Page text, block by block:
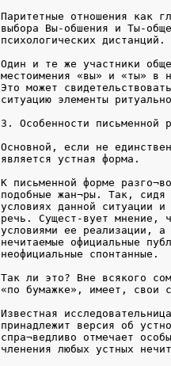
Паритетные отношения как
выбора Вы-обшения и Ты-
психологических дистанций.
Один и те же участники
местоимения «вы» и «ты» в
Это может
ситуацию элементы
Основной, если не
является устная форма.
К письменной форме
подобные жан¬ры. Так,
условиях данной ситуации
речь. Сущест-вует мнение,
условиями ее реализации,
нечитаемые официальные
неофициальные спонтанные.
Так ли это? Вне всякого
«по бумажке», имеет, свои
Известная
принадлежит версия об
спра¬ведливо отмечает
членения любых устных